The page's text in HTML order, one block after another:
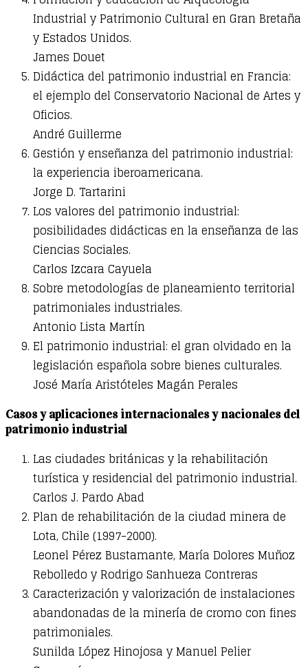
Industrial y Patrimonio Cultural en Gran Bretaña
y Estados Unidos.
James Douet
Didáctica del patrimonio industrial en Francia:
el ejemplo del Conservatorio Nacional de Artes y
Oficios.
André Guillerme
Gestión y enseñanza del patrimonio industrial:
la experiencia iberoamericana.
Jorge D. Tartarini
Los valores del patrimonio industrial:
posibilidades didácticas en la enseñanza de las
Ciencias Sociales.
Carlos Izcara Cayuela
Sobre metodologías de planeamiento territorial
patrimoniales industriales.
Antonio Lista Martín
El patrimonio industrial: el gran olvidado en la
legislación española sobre bienes culturales.
José María Aristóteles Magán Perales
Casos y aplicaciones internacionales y nacionales del
patrimonio industrial
Las ciudades británicas y la rehabilitación
turística y residencial del patrimonio industrial.
Carlos J. Pardo Abad
Plan de rehabilitación de la ciudad minera de
Lota, Chile (1997-2000).
Leonel Pérez Bustamante, María Dolores Muñoz
Rebolledo y Rodrigo Sanhueza Contreras
Caracterización y valorización de instalaciones
abandonadas de la minería de cromo con fines
patrimoniales.
Sunilda López Hinojosa y Manuel Pelier